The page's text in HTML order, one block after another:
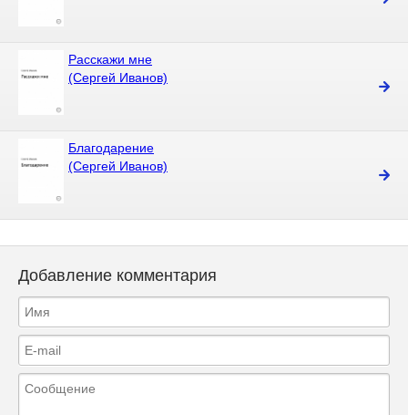
Расскажи мне
(Сергей Иванов)
Благодарение
(Сергей Иванов)
Добавление комментария